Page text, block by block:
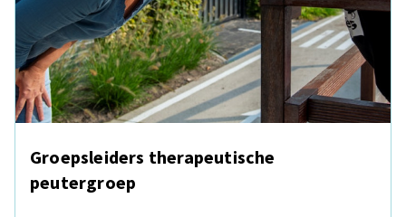
Groepsleiders therapeutische
peutergroep